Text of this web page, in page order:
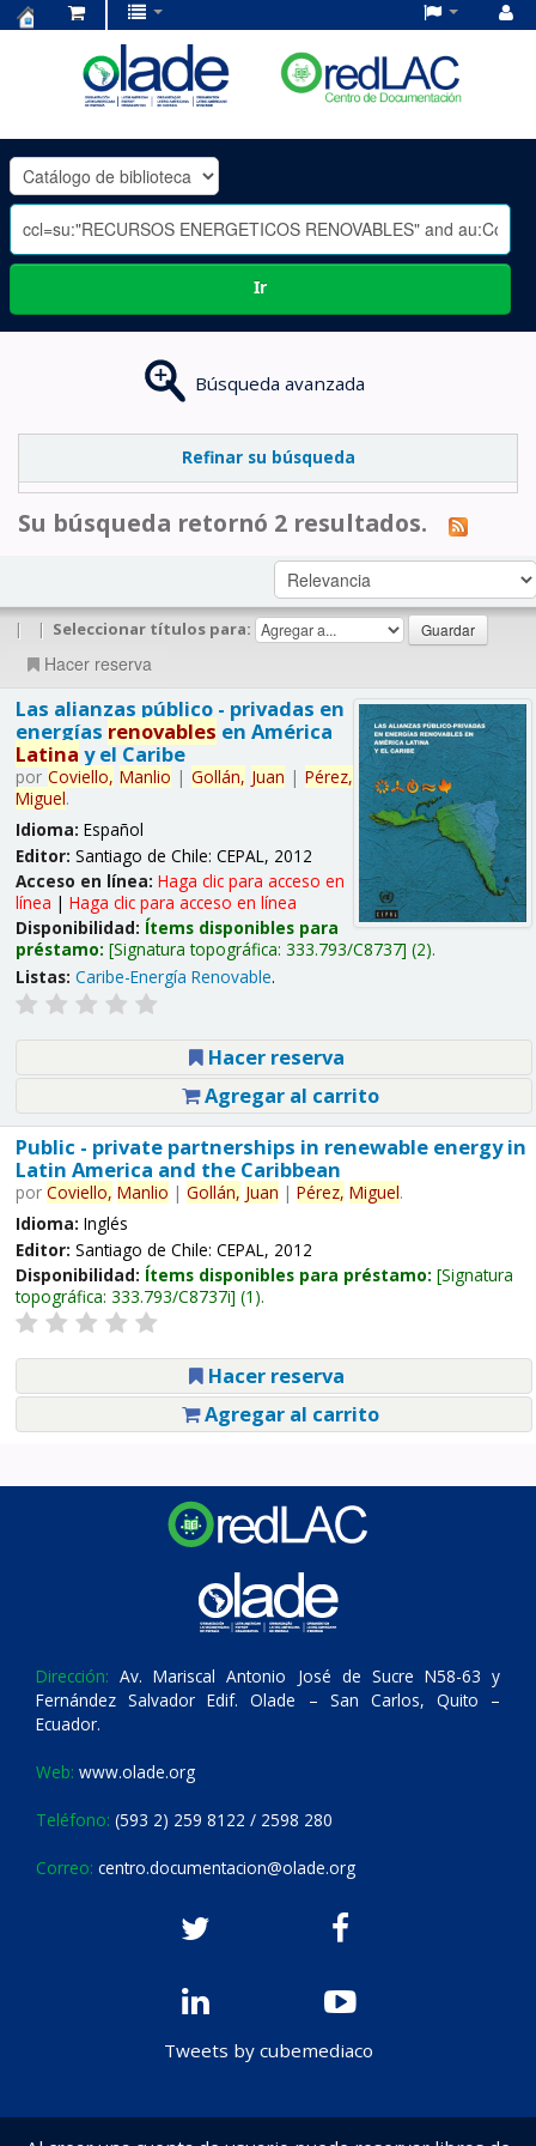
OLADE
-
Ir
Búsqueda avanzada
Refinar su búsqueda
Su búsqueda retornó 2 resultados.
| | Seleccionar títulos para:
Hacer reserva
Las alianzas público - privadas en
energías renovables en América
Latina y el Caribe
por Coviello, Manlio | Gollán, Juan | Pérez,
Miguel.
Idioma: Español
Editor: Santiago de Chile: CEPAL, 2012
Acceso en línea: Haga clic para acceso en
línea | Haga clic para acceso en línea
Disponibilidad: Ítems disponibles para
préstamo: Signatura topográfica: 333.793/C8737 (2).
Listas: Caribe-Energía Renovable.
Hacer reserva
Agregar al carrito
Public - private partnerships in renewable energy in
Latin America and the Caribbean
por Coviello, Manlio | Gollán, Juan | Pérez, Miguel.
Idioma: Inglés
Editor: Santiago de Chile: CEPAL, 2012
Disponibilidad: Ítems disponibles para préstamo: Signatura
topográfica: 333.793/C8737i (1).
Hacer reserva
Agregar al carrito
Dirección: Av. Mariscal Antonio José de Sucre N58-63 y
Fernández Salvador Edif. Olade – San Carlos, Quito –
Ecuador.
Web: www.olade.org
Teléfono: (593 2) 259 8122 / 2598 280
Correo: centro.documentacion@olade.org
Tweets by cubemediaco